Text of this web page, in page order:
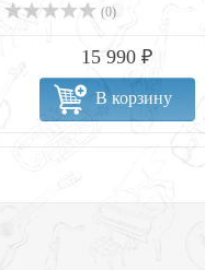
(0)
15 990 ₽
В корзину